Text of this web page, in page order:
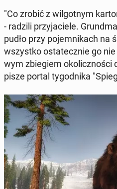
"Co zrobić z wil­got­nym
- radzili przy­ja­cie­le.
pudło przy po­jem­ni­kach na
wszyst­ko osta­tecz­nie go
wym zbie­giem oko­licz­no­ści
pisze portal ty­go­dni­ka